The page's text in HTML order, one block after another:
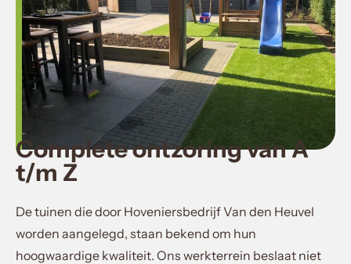
Complete ontzoring van A
t/m Z
De tuinen die door Hoveniersbedrijf Van den Heuvel
worden aangelegd, staan bekend om hun
hoogwaardige kwaliteit. Ons werkterrein beslaat niet